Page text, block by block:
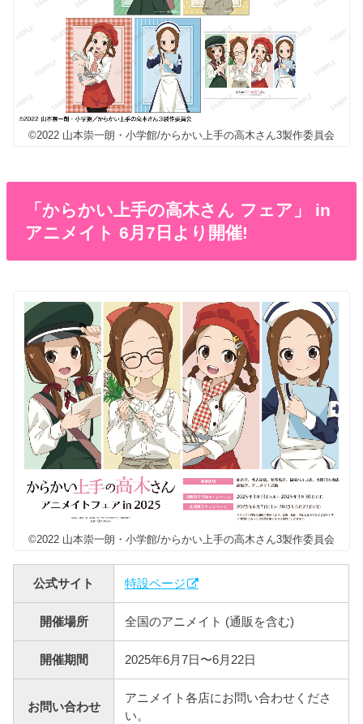
©2022 山本崇一朗・小学館/からかい上手の高木さん3製作委員会
「からかい上手の高木さん フェア」 in
アニメイト 6月7日より開催!
©2022 山本崇一朗・小学館/からかい上手の高木さん3製作委員会
公式サイト 特設ページ
開催場所 全国のアニメイト (通販を含む)
開催期間 2025年6月7日〜6月22日
お問い合わせ
アニメイト各店にお問い合わせくださ
い。